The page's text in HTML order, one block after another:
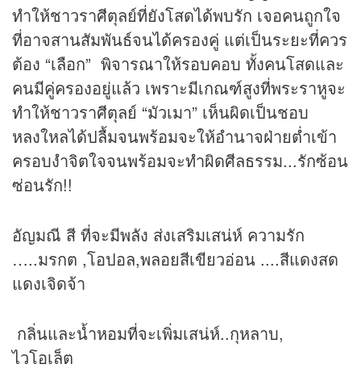
ทำให้ชาวราศีตุลย์ที่ยังโสดได้พบรัก เจอคนถูกใจ
ที่อาจสานสัมพันธ์จนได้ครองคู่ แต่เป็นระยะที่ควร
ต้อง “เลือก” พิจารณาให้รอบคอบ ทั้งคนโสดและ
คนมีคู่ครองอยู่แล้ว เพราะมีเกณฑ์สูงที่พระราหูจะ
ทำให้ชาวราศีตุลย์ “มัวเมา” เห็นผิดเป็นชอบ
หลงใหลได้ปลื้มจนพร้อมจะให้อำนาจฝ่ายต่ำเข้า
ครอบงำจิตใจจนพร้อมจะทำผิดศีลธรรม...รักซ้อน
ซ่อนรัก!!
อัญมณี สี ที่จะมีพลัง ส่งเสริมเสน่ห์ ความรัก
…..มรกต ,โอปอล,พลอยสีเขียวอ่อน ....สีแดงสด
แดงเจิดจ้า
กลิ่นและน้ำหอมที่จะเพิ่มเสน่ห์..กุหลาบ,
ไวโอเล็ต